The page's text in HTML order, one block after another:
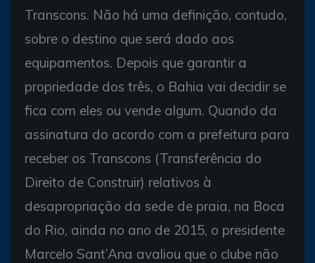
Transcons. Não há uma definição, contudo,
sobre o destino que será dado aos
equipamentos. Depois que garantir a
propriedade dos três, o Bahia vai decidir se
fica com eles ou vende algum. Quando da
assinatura do acordo com a prefeitura para
receber os Transcons (Transferência do
Direito de Construir) relativos à
desapropriação da sede de praia, na Boca
do Rio, ainda no ano de 2015, o presidente
Marcelo Sant’Ana avaliou que o clube não